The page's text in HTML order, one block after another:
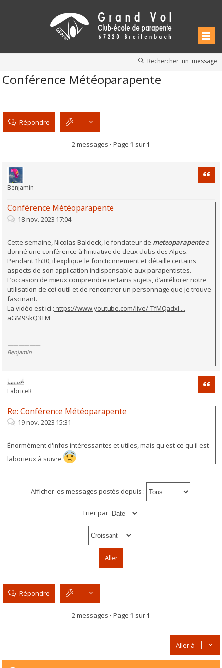
Rechercher un message
Conférence Météoparapente
Répondre
2 messages • Page 1 sur1
Benjamin
Conférence Météoparapente
18 nov. 2023 17:04
Cette semaine, Nicolas Baldeck, le fondateur de meteoparapentea
donné une conférence à l’initiative de deux clubs des Alpes.
Pendant 1h30, il explique le fonctionnement et détaille certains
aspects de son application indispensable aux parapentistes.
L’occasion de mieux comprendre certains sujets, d’améliorer notre
utilisation de cet outil et de rencontrer un personnage que je trouve
fascinant.
La vidéo est ici : https://www.youtube.com/live/-TfMQadxl ...
aGM9SkQ3TM
——————
Benjamin
FabriceR
Re: Conférence Météoparapente
19 nov. 2023 15:31
Énormément d'infos intéressantes et utiles, mais qu'est-ce qu'il est
laborieux à suivre
Afficher les messages postés depuis :
Trier par
Répondre
2 messages • Page 1 sur1
Aller à